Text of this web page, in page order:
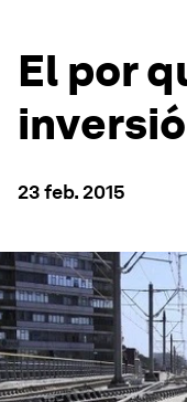
El por
23 feb. 2015